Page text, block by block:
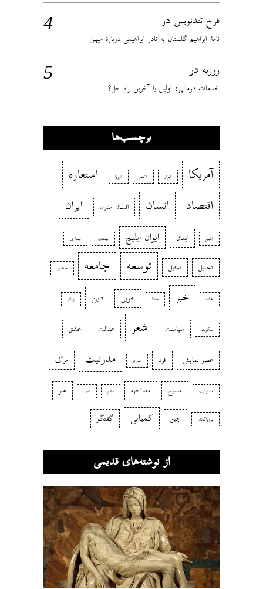
فرخ تندنویس در
نامهٔ ابراهیم گلستان به نادر ابراهیمی دربارهٔ میهن
روزبه در
خدمات درمانی: اولین یا آخرین راهِ حل؟
برچسب‌ها
آمریکا ابزار اخبار اروپا
استعاره
اقتصاد
انسان انسان مدرن ایران
ایلیچ ایمان ایوان ایلیچ بهشت بیماری
تحلیل تمثیل توسعه جامعه حضور
خانه خبر خدا خوبی دین زبان
سکوت سیاست شعر عدالت عشق
عصر نمایش فرد مدرن مدرنیت مرگ
مسئولیت مسیح مصاحبه نظم نمود هنر
پروپاگاندا چین کمیابی گفتگو
از نوشته‌های قدیمی